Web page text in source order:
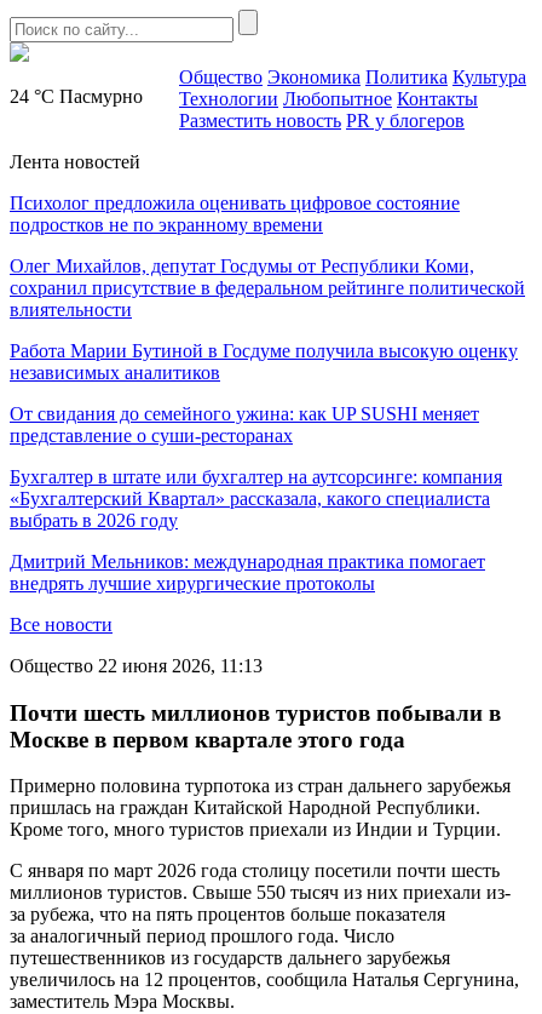
24 °C Пасмурно
Общество Экономика Политика Культура
Технологии Любопытное Контакты
Разместить новость PR у блогеров
Лента новостей
Психолог предложила оценивать цифровое состояние
подростков не по экранному времени
Олег Михайлов, депутат Госдумы от Республики Коми,
сохранил присутствие в федеральном рейтинге политической
влиятельности
Работа Марии Бутиной в Госдуме получила высокую оценку
независимых аналитиков
От свидания до семейного ужина: как UP SUSHI меняет
представление о суши-ресторанах
Бухгалтер в штате или бухгалтер на аутсорсинге: компания
«Бухгалтерский Квартал» рассказала, какого специалиста
выбрать в 2026 году
Дмитрий Мельников: международная практика помогает
внедрять лучшие хирургические протоколы
Все новости
Общество 22 июня 2026, 11:13
Почти шесть миллионов туристов побывали в
Москве в первом квартале этого года
Примерно половина турпотока из стран дальнего зарубежья
пришлась на граждан Китайской Народной Республики.
Кроме того, много туристов приехали из Индии и Турции.
С января по март 2026 года столицу посетили почти шесть
миллионов туристов. Свыше 550 тысяч из них приехали из-
за рубежа, что на пять процентов больше показателя
за аналогичный период прошлого года. Число
путешественников из государств дальнего зарубежья
увеличилось на 12 процентов, сообщила Наталья Сергунина,
заместитель Мэра Москвы.